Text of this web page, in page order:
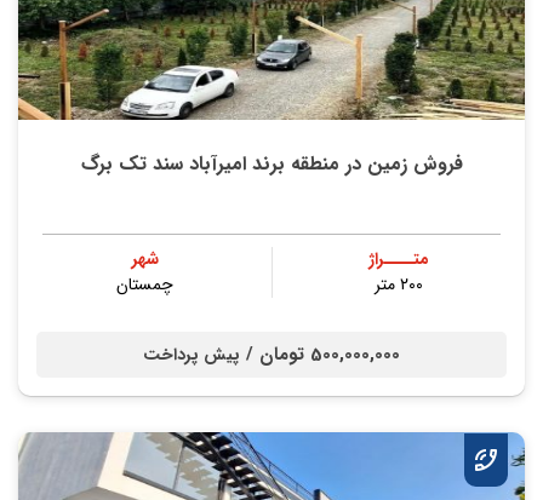
فروش زمین در منطقه برند امیرآباد سند تک برگ
متــــراژ
۲۰۰ متر
شهر
چمستان
500,000,000 تومان / پیش پرداخت